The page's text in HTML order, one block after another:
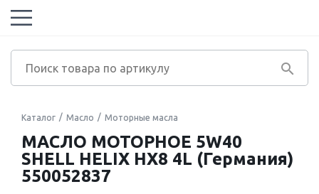
Каталог Масло Моторные масла
МАСЛО МОТОРНОЕ 5W40
SHELL HELIX HX8 4L (Германия)
550052837